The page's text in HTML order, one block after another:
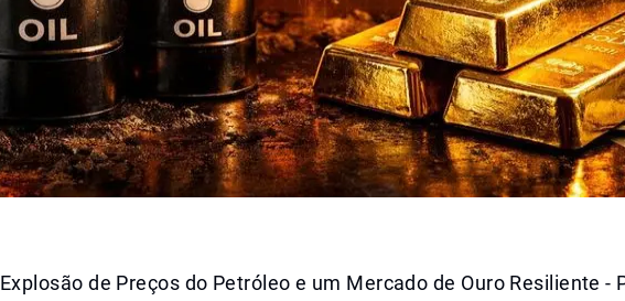
Explosão de Preços do Petróleo e um Mercado de Ouro Resiliente -